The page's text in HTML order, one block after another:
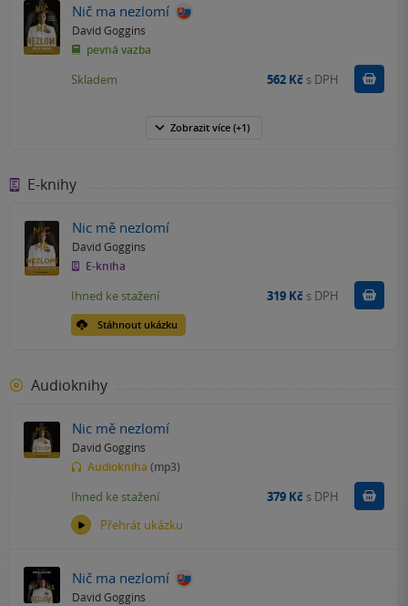
Nič ma nezlomí
David Goggins
pevná vazba
Skladem 562 Kč s DPH
Zobrazit více (+1)
E-knihy
Nic mě nezlomí
David Goggins
E-kniha
Stáhnout ukázku
Ihned ke stažení 319 Kč s DPH Koupit
Audioknihy
Nic mě nezlomí
David Goggins
Audiokniha (mp3)
Přehrát ukázku
Ihned ke stažení 379 Kč s DPH Koupit
Nič ma nezlomí
David Goggins